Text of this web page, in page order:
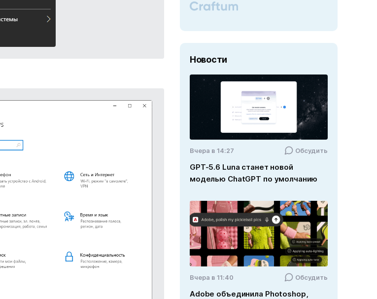
Новости
Вчера в 14:27 Обсудить
GPT-5.6 Luna станет новой
моделью ChatGPT по умолчанию
Вчера в 11:40 Обсудить
Adobe объединила Photoshop,